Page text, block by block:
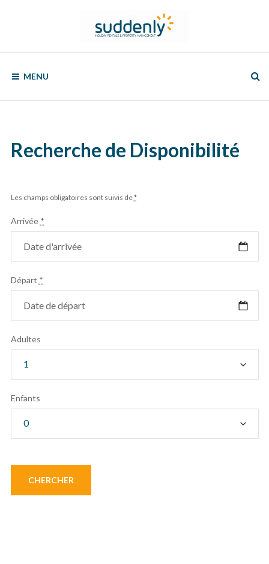
and
Management
MENU
Recherche de Disponibilité
Les champs obligatoires sont suivis de*
Arrivée *
Départ *
Adultes
Enfants